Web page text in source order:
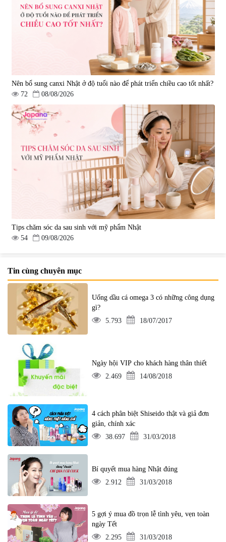
Nên bổ sung canxi Nhật ở độ tuổi nào để phát triển chiều cao tốt nhất?
72
08/08/2026
Tips chăm sóc da sau sinh với mỹ phẩm Nhật
54
09/08/2026
Tin cùng chuyên mục
Uống dầu cá omega 3 có những công dụng
gì?
5.793
18/07/2017
Ngày hội VIP cho khách hàng thân thiết
2.469
14/08/2018
4 cách phân biệt Shiseido thật và giả đơn
giản, chính xác
38.697
31/03/2018
Bí quyết mua hàng Nhật đúng
2.912
31/03/2018
5 gợi ý mua đồ trọn lễ tình yêu, vẹn toàn
ngày Tết
2.295
31/03/2018